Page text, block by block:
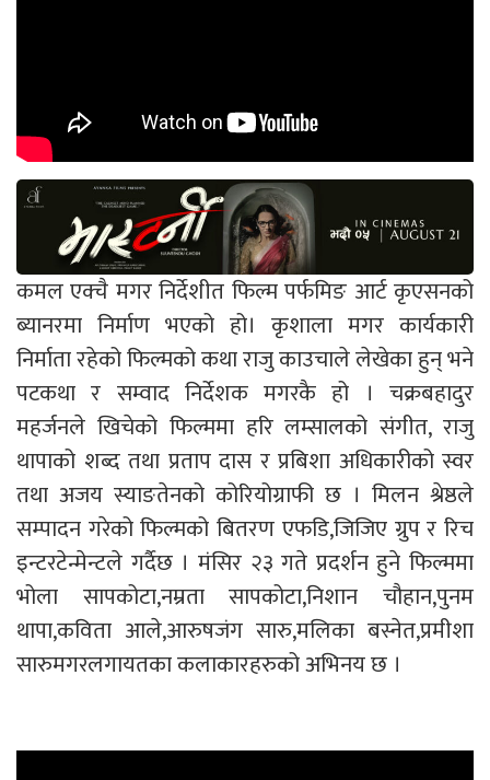
कमल एक्चै मगर निर्देशीत फिल्म पर्फमिङ आर्ट कृएसनको
ब्यानरमा निर्माण भएको हो। कृशाला मगर कार्यकारी
निर्माता रहेको फिल्मको कथा राजु काउचाले लेखेका हुन् भने
पटकथा र सम्वाद निर्देशक मगरकै हो । चक्रबहादुर
महर्जनले खिचेको फिल्ममा हरि लम्सालको संगीत, राजु
थापाको शब्द तथा प्रताप दास र प्रबिशा अधिकारीको स्वर
तथा अजय स्याङतेनको कोरियोग्राफी छ । मिलन श्रेष्ठले
सम्पादन गरेको फिल्मको बितरण एफडि,जिजिए ग्रुप र रिच
इन्टरटेन्मेन्टले गर्दैछ । मंसिर २३ गते प्रदर्शन हुने फिल्ममा
भोला सापकोटा,नम्रता सापकोटा,निशान चौहान,पुनम
थापा,कविता आले,आरुषजंग सारु,मलिका बस्नेत,प्रमीशा
सारुमगरलगायतका कलाकारहरुको अभिनय छ ।